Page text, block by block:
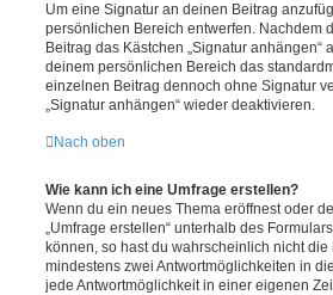
Um eine Signatur an deinen Beitrag
persönlichen Bereich entwerfen. Nachdem
Beitrag das Kästchen „Signatur
deinem persönlichen Bereich das
einzelnen Beitrag dennoch ohne Signatur
„Signatur anhängen“ wieder deaktivieren.
Nach oben
Wie kann ich eine Umfrage erstellen?
Wenn du ein neues Thema eröffnest oder
„Umfrage erstellen“ unterhalb des
können, so hast du wahrscheinlich nicht
mindestens zwei Antwortmöglichkeiten in
jede Antwortmöglichkeit in einer eigenen